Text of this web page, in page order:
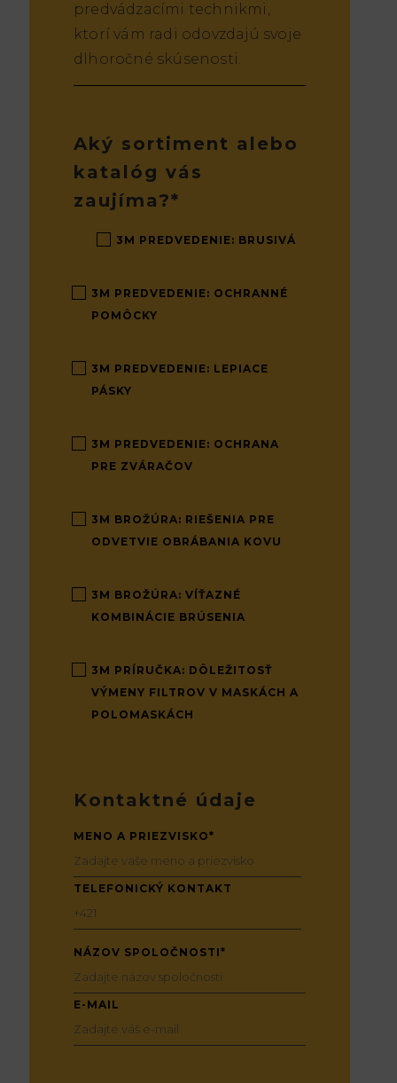
predvádzacími technikmi,
ktorí vám radi odovzdajú svoje
dlhoročné skúsenosti.
Aký sortiment alebo
katalóg vás
zaujíma?*
3M PREDVEDENIE: BRUSIVÁ
3M PREDVEDENIE: OCHRANNÉ
POMÔCKY
3M PREDVEDENIE: LEPIACE
PÁSKY
3M PREDVEDENIE: OCHRANA
PRE ZVÁRAČOV
3M BROŽÚRA: RIEŠENIA PRE
ODVETVIE OBRÁBANIA KOVU
3M BROŽÚRA: VÍŤAZNÉ
KOMBINÁCIE BRÚSENIA
3M PRÍRUČKA: DÔLEŽITOSŤ
VÝMENY FILTROV V MASKÁCH A
POLOMASKÁCH
Kontaktné údaje
MENO A PRIEZVISKO*
TELEFONICKÝ KONTAKT
NÁZOV SPOLOČNOSTI*
E-MAIL